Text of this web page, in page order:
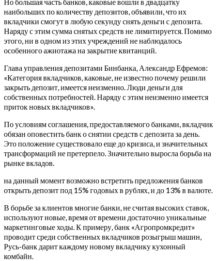
наибольших по количеству депозитов, объявили, что их
вкладчики смогут в любую секунду снять деньги с депозита.
Наряду с этим сумма снятых средств не лимитируется. Помимо
этого, ни в одном из этих учреждений не наблюдалось
особенного ажиотажа на закрытие квитанций.
Глава управления депозитами Бинбанка, Александр Ефремов:
«Категория вкладчиков, каковые, не известно почему решили
закрыть депозит, имеется неизменно. Люди деньги для
собственных потребностей. Наряду с этим неизменно имеется
приток новых вкладчиков».
По условиям соглашения, предоставляемого банками, вкладчик
обязан оповестить банк о снятии средств с депозита за день.
Это положение существовало еще до кризиса, и значительных
трансформаций не претерпело. Значительно выросла борьба на
рынке вкладов.
на данный момент возможно встретить предложения банков
открыть депозит под 15% годовых в рублях, и до 13% в валюте.
В борьбе за клиентов многие банки, не считая высоких ставок,
используют новые, время от времени достаточно уникальные
маркетинговые ходы. К примеру, банк «Агропромкредит»
проводит среди собственных вкладчиков розыгрыш машин,
Русь-банк дарит каждому новому вкладчику кухонный
комбайн.